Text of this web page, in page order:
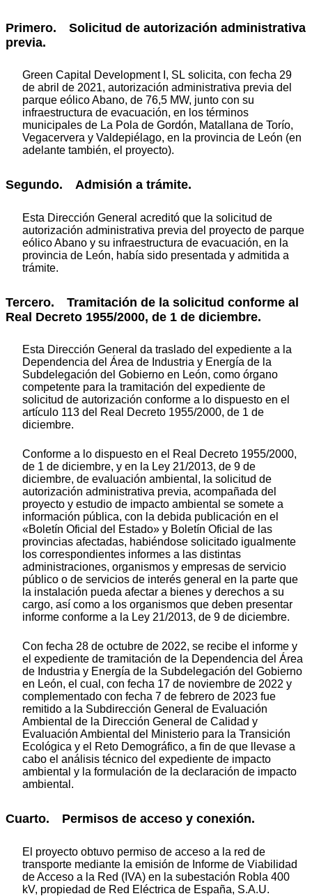
Primero. Solicitud de autorización administrativa
previa.
Green Capital Development I, SL solicita, con fecha 29
de abril de 2021, autorización administrativa previa del
parque eólico Abano, de 76,5 MW, junto con su
infraestructura de evacuación, en los términos
municipales de La Pola de Gordón, Matallana de Torío,
Vegacervera y Valdepiélago, en la provincia de León (en
adelante también, el proyecto).
Segundo. Admisión a trámite.
Esta Dirección General acreditó que la solicitud de
autorización administrativa previa del proyecto de parque
eólico Abano y su infraestructura de evacuación, en la
provincia de León, había sido presentada y admitida a
trámite.
Tercero. Tramitación de la solicitud conforme al
Real Decreto 1955/2000, de 1 de diciembre.
Esta Dirección General da traslado del expediente a la
Dependencia del Área de Industria y Energía de la
Subdelegación del Gobierno en León, como órgano
competente para la tramitación del expediente de
solicitud de autorización conforme a lo dispuesto en el
artículo 113 del Real Decreto 1955/2000, de 1 de
diciembre.
Conforme a lo dispuesto en el Real Decreto 1955/2000,
de 1 de diciembre, y en la Ley 21/2013, de 9 de
diciembre, de evaluación ambiental, la solicitud de
autorización administrativa previa, acompañada del
proyecto y estudio de impacto ambiental se somete a
información pública, con la debida publicación en el
«Boletín Oficial del Estado» y Boletín Oficial de las
provincias afectadas, habiéndose solicitado igualmente
los correspondientes informes a las distintas
administraciones, organismos y empresas de servicio
público o de servicios de interés general en la parte que
la instalación pueda afectar a bienes y derechos a su
cargo, así como a los organismos que deben presentar
informe conforme a la Ley 21/2013, de 9 de diciembre.
Con fecha 28 de octubre de 2022, se recibe el informe y
el expediente de tramitación de la Dependencia del Área
de Industria y Energía de la Subdelegación del Gobierno
en León, el cual, con fecha 17 de noviembre de 2022 y
complementado con fecha 7 de febrero de 2023 fue
remitido a la Subdirección General de Evaluación
Ambiental de la Dirección General de Calidad y
Evaluación Ambiental del Ministerio para la Transición
Ecológica y el Reto Demográfico, a fin de que llevase a
cabo el análisis técnico del expediente de impacto
ambiental y la formulación de la declaración de impacto
ambiental.
Cuarto. Permisos de acceso y conexión.
El proyecto obtuvo permiso de acceso a la red de
transporte mediante la emisión de Informe de Viabilidad
de Acceso a la Red (IVA) en la subestación Robla 400
kV, propiedad de Red Eléctrica de España, S.A.U.